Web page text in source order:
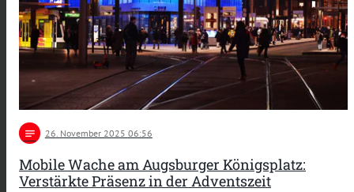
notes 26 . November 2025 06:56
Mobile Wache am Augsburger Königsplatz:
Verstärkte Präsenz in der Adventszeit